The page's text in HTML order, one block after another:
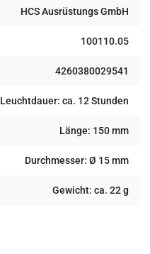
HCS Ausrüstungs GmbH
100110.05
4260380029541
Leuchtdauer: ca. 12 Stunden
Länge: 150 mm
Durchmesser: Ø 15 mm
Gewicht: ca. 22 g